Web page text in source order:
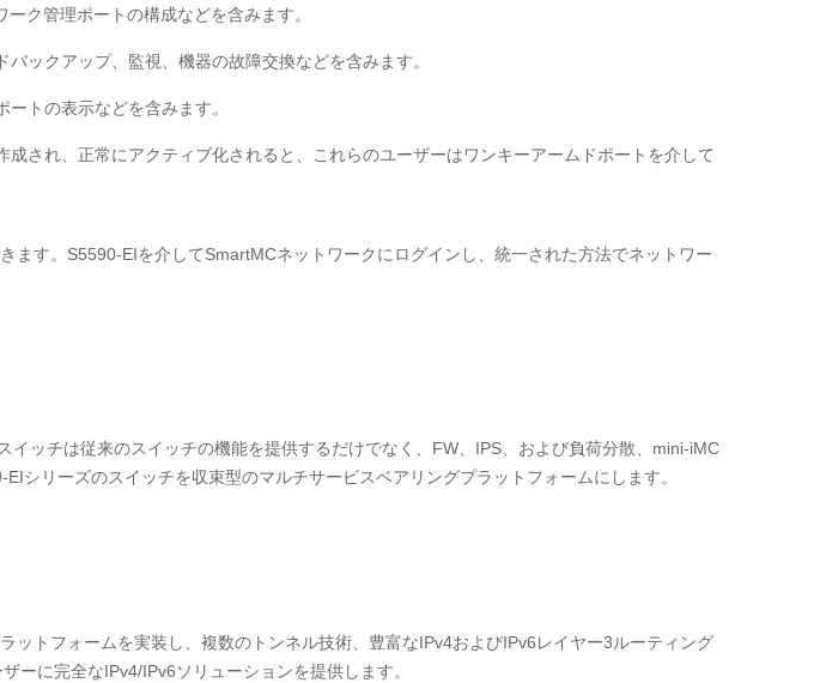
ク管理ポートの構成などを含みます。
ックアップ、監視、機器の故障交換などを含みます。
トの表示などを含みます。
され、正常にアクティブ化されると、これらのユーザーはワンキーアームドポートを介して
す。S5590-EIを介してSmartMCネットワークにログインし、統一された方法でネットワー
ッチは従来のスイッチの機能を提供するだけでなく、FW、IPS、および負荷分散、mini-iMC
シリーズのスイッチを収束型のマルチサービスベアリングプラットフォームにします。
トフォームを実装し、複数のトンネル技術、豊富なIPv4およびIPv6レイヤー3ルーティング
ーに完全なIPv4/IPv6ソリューションを提供します。